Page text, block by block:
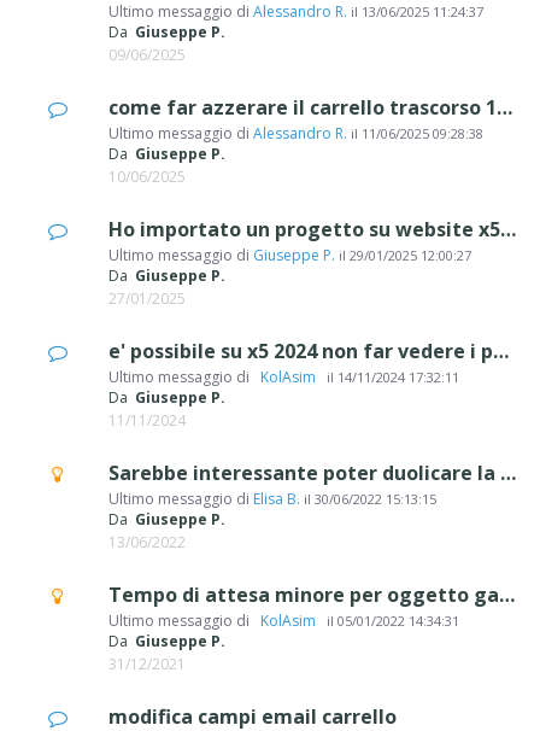
Ultimo messaggio di Alessandro R. il 13/06/2025 11:24:37
Da Giuseppe P.
09/06/2025
come far azzerare il carrello trascorso 10 giorni
Ultimo messaggio di Alessandro R. il 11/06/2025 09:28:38
Da Giuseppe P.
10/06/2025
Ho importato un progetto su website x5 pro, si ferma sempre su 93 / 94 %
Ultimo messaggio di Giuseppe P. il 29/01/2025 12:00:27
Da Giuseppe P.
27/01/2025
e' possibile su x5 2024 non far vedere i prezzi, ma mostrare i prodotti ?
Ultimo messaggio di ‪ KolAsim ‪ ‪ il 14/11/2024 17:32:11
Da Giuseppe P.
11/11/2024
Sarebbe interessante poter duolicare la pagina E-commerce: carrello e checkout
Ultimo messaggio di Elisa B. il 30/06/2022 15:13:15
Da Giuseppe P.
13/06/2022
Tempo di attesa minore per oggetto galleria
Ultimo messaggio di ‪ KolAsim ‪ ‪ il 05/01/2022 14:34:31
Da Giuseppe P.
31/12/2021
modifica campi email carrello